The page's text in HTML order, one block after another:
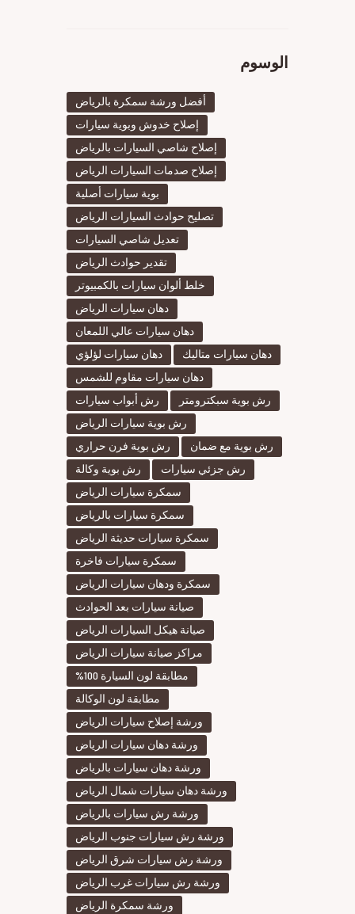
الوسوم
أفضل ورشة سمكرة بالرياض
إصلاح خدوش وبوية سيارات
إصلاح شاصي السيارات بالرياض
إصلاح صدمات السيارات الرياض
بوية سيارات أصلية
تصليح حوادث السيارات الرياض
تعديل شاصي السيارات
تقدير حوادث الرياض
خلط ألوان سيارات بالكمبيوتر
دهان سيارات الرياض
دهان سيارات عالي اللمعان
دهان سيارات لؤلؤي
دهان سيارات متاليك
دهان سيارات مقاوم للشمس
رش أبواب سيارات
رش بوية سبكترومتر
رش بوية سيارات الرياض
رش بوية فرن حراري
رش بوية مع ضمان
رش بوية وكالة
رش جزئي سيارات
سمكرة سيارات الرياض
سمكرة سيارات بالرياض
سمكرة سيارات حديثة الرياض
سمكرة سيارات فاخرة
سمكرة ودهان سيارات الرياض
صيانة سيارات بعد الحوادث
صيانة هيكل السيارات الرياض
مراكز صيانة سيارات الرياض
مطابقة لون السيارة 100%
مطابقة لون الوكالة
ورشة إصلاح سيارات الرياض
ورشة دهان سيارات الرياض
ورشة دهان سيارات بالرياض
ورشة دهان سيارات شمال الرياض
ورشة رش سيارات بالرياض
ورشة رش سيارات جنوب الرياض
ورشة رش سيارات شرق الرياض
ورشة رش سيارات غرب الرياض
ورشة سمكرة الرياض